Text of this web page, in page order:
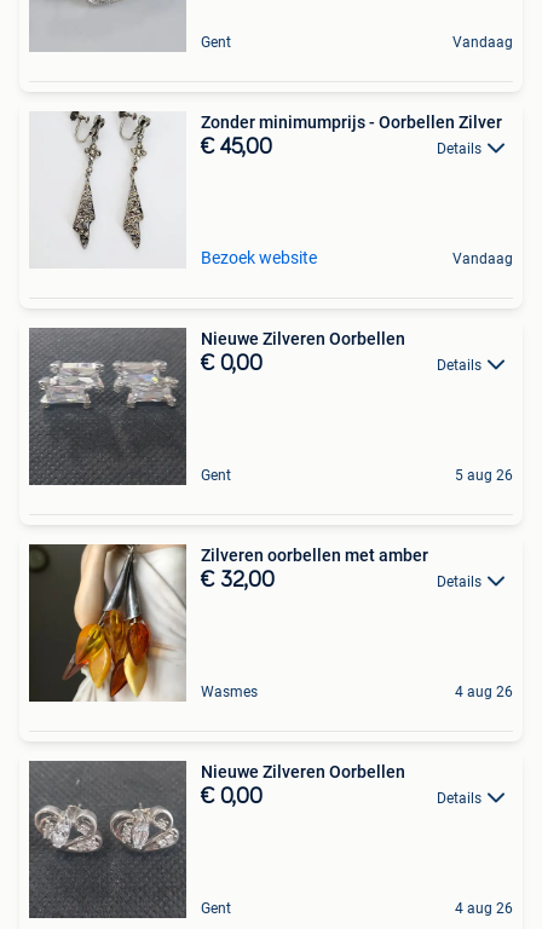
Gent Vandaag
Zonder minimumprijs - Oorbellen Zilver
€ 45,00 Details
Bezoek website Vandaag
Nieuwe Zilveren Oorbellen
€ 0,00 Details
Gent 5 aug 26
Zilveren oorbellen met amber
€ 32,00 Details
Wasmes 4 aug 26
Nieuwe Zilveren Oorbellen
€ 0,00 Details
Gent 4 aug 26